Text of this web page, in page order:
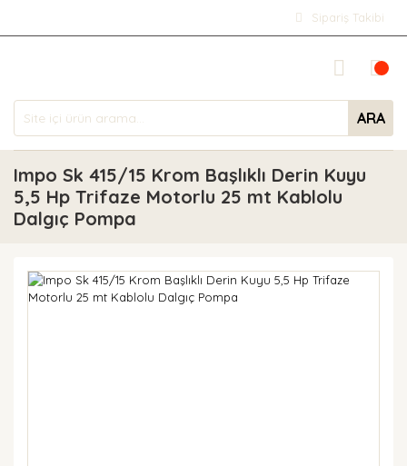
Sipariş Takibi
ARA
Impo Sk 415/15 Krom Başlıklı Derin Kuyu
5,5 Hp Trifaze Motorlu 25 mt Kablolu
Dalgıç Pompa